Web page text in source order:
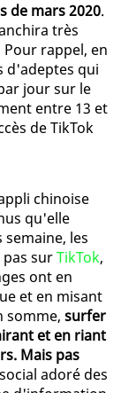
de mars 2020.
très
rappel, en
d'adeptes qui
jour sur le
entre 13 et
de TikTok
chinoise
qu'elle
les
surTikTok,
ont en
et en misant
somme, surfer
et en riant
Mais pas
adoré des